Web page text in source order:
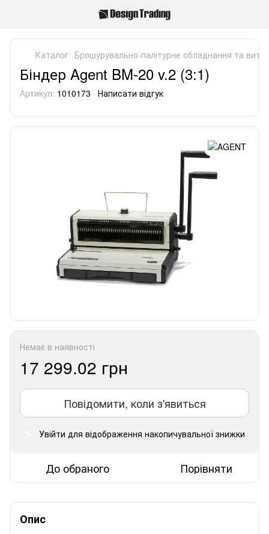
Каталог Брошурувально-палітурне обладнання та
Біндер Agent BM-20 v.2 (3:1)
Артикул: 1010173 Написати відгук
Немає в наявності
17 299.02 грн
Повідомити, коли з'явиться
Увійти для відображення накопичувальної знижки
До обраного Порівняти
Опис